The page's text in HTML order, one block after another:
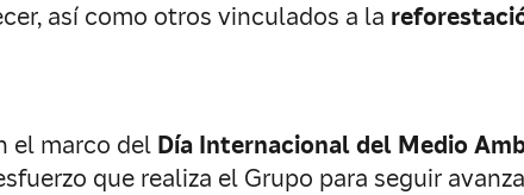
así como otros vinculados a la
el marco del Día Internacional del Medio
que realiza el Grupo para seguir